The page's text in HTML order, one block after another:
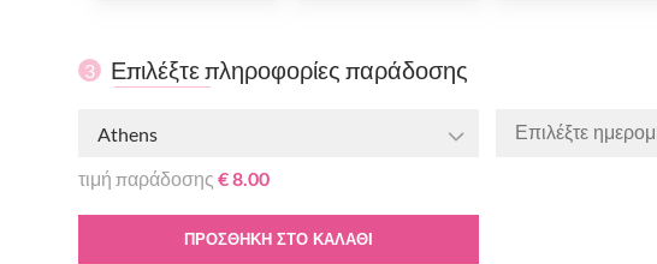
3 Επιλέξτε πληροφορίες παράδοσης
Athens
τιμή παράδοσης€ 8.00
ΠΡΟΣΘΉΚΗ ΣΤΟ ΚΑΛΆΘΙ